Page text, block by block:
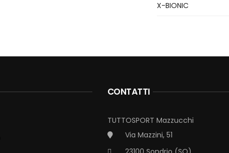
X-BIONIC
CONTATTI
TUTTOSPORT Mazzucchi
Via Mazzini, 51